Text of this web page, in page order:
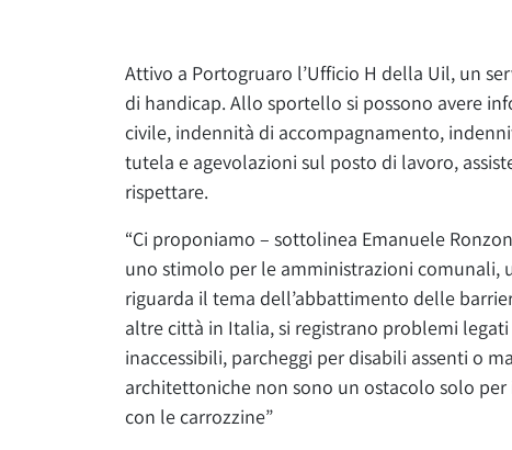
Attivo a Portogruaro l’Ufficio H della Uil, un
di handicap. Allo sportello si possono avere
civile, indennità di accompagnamento,
tutela e agevolazioni sul posto di lavoro,
rispettare.
“Ci proponiamo – sottolinea Emanuele
uno stimolo per le amministrazioni
riguarda il tema dell’abbattimento delle
altre città in Italia, si registrano problemi
inaccessibili, parcheggi per disabili assenti o
architettoniche non sono un ostacolo solo
con le carrozzine”